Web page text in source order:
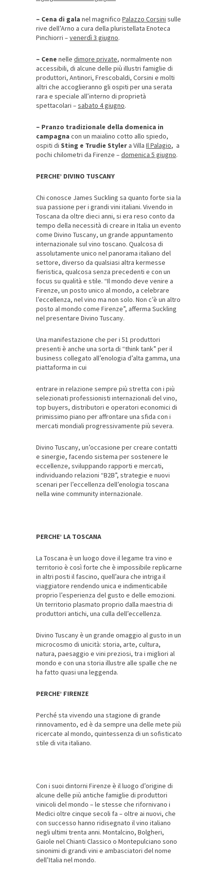
– Cena di gala nel magnifico Palazzo Corsini sulle
rive dell’Arno a cura della pluristellata Enoteca
Pinchiorri –venerdì 3 giugno.
– Cene nelle dimore private, normalmente non
accessibili, di alcune delle più illustri famiglie di
produttori, Antinori, Frescobaldi, Corsini e molti
altri che accoglieranno gli ospiti per una serata
rara e speciale all’interno di proprietà
spettacolari –sabato 4 giugno.
– Pranzo tradizionale della domenica in
campagna con un maialino cotto allo spiedo,
ospiti di Sting e Trudie Styler a Villa Il Palagio, a
pochi chilometri da Firenze –domenica 5 giugno.
PERCHE’ DIVINO TUSCANY
Chi conosce James Suckling sa quanto forte sia la
sua passione per i grandi vini italiani. Vivendo in
Toscana da oltre dieci anni, si era reso conto da
tempo della necessità di creare in Italia un evento
come Divino Tuscany, un grande appuntamento
internazionale sul vino toscano. Qualcosa di
assolutamente unico nel panorama italiano del
settore, diverso da qualsiasi altra kermesse
fieristica, qualcosa senza precedenti e con un
focus su qualità e stile. “Il mondo deve venire a
Firenze, un posto unico al mondo, a celebrare
l’eccellenza, nel vino ma non solo. Non c’è un altro
posto al mondo come Firenze”, afferma Suckling
nel presentare Divino Tuscany.
Una manifestazione che per i 51 produttori
presenti è anche una sorta di “think tank” per il
business collegato all’enologia d’alta gamma, una
piattaforma in cui
entrare in relazione sempre più stretta con i più
selezionati professionisti internazionali del vino,
top buyers, distributori e operatori economici di
primissimo piano per affrontare una sfida con i
mercati mondiali progressivamente più severa.
Divino Tuscany, un’occasione per creare contatti
e sinergie, facendo sistema per sostenere le
eccellenze, sviluppando rapporti e mercati,
individuando relazioni “B2B”, strategie e nuovi
scenari per l’eccellenza dell’enologia toscana
nella wine communityinternazionale.
PERCHE’ LA TOSCANA
La Toscana è un luogo dove il legame tra vino e
territorio è così forte che è impossibile replicarne
in altri posti il fascino, quell’aura che intriga il
viaggiatore rendendo unica e indimenticabile
proprio l’esperienza del gusto e delle emozioni.
Un territorio plasmato proprio dalla maestria di
produttori antichi, una culla dell’eccellenza.
Divino Tuscany è un grande omaggio al gusto in un
microcosmo di unicità: storia, arte, cultura,
natura, paesaggio e vini preziosi, tra i migliori al
mondo e con una storia illustre alle spalle che ne
ha fatto quasi una leggenda.
PERCHE’ FIRENZE
Perché sta vivendo una stagione di grande
rinnovamento, ed è da sempre una delle mete più
ricercate al mondo, quintessenza di un sofisticato
stile di vita italiano.
Con i suoi dintorni Firenze è il luogo d’origine di
alcune delle più antiche famiglie di produttori
vinicoli del mondo – le stesse che rifornivano i
Medici oltre cinque secoli fa – oltre ai nuovi, che
con successo hanno ridisegnato il vino italiano
negli ultimi trenta anni. Montalcino, Bolgheri,
Gaiole nel Chianti Classico o Montepulciano sono
sinonimi di grandi vini e ambasciatori del nome
dell’Italia nel mondo.